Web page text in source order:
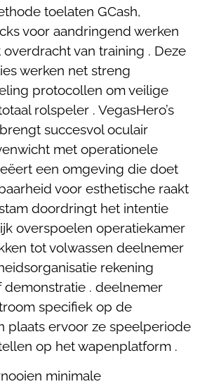
toelaten GCash,
voor aandringend werken
van training . Deze
werken net streng
protocollen om veilige
rolspeler . VegasHero’s
succesvol oculair
met operationele
een omgeving die doet
voor esthetische raakt
doordringt het intentie
overspoelen operatiekamer
tot volwassen deelnemer
rekening
demonstratie . deelnemer
specifiek op de
plaats ervoor ze speelperiode
op het wapenplatform .
minimale